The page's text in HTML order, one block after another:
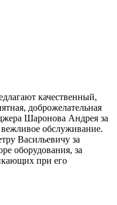
качественный,
доброжелательная
Шаронова Андрея за
обслуживание.
Васильевичу за
оборудования, за
при его